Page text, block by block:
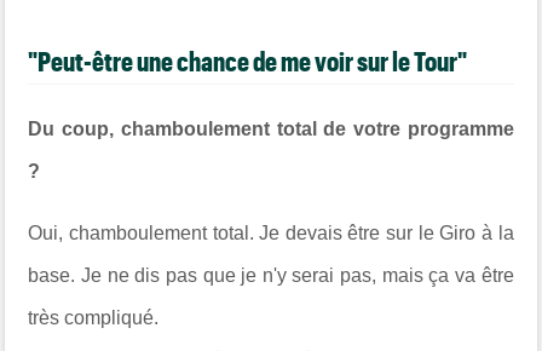
"Peut-être une chance de me voir sur le Tour"
Du coup, chamboulement total de votre programme
?
Oui, chamboulement total. Je devais être sur le Giro à la
base. Je ne dis pas que je n'y serai pas, mais ça va être
très compliqué.